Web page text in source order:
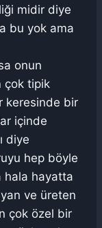
midir diye
bu yok ama
onun
çok tipik
keresinde bir
içinde
diye
hep böyle
hala hayatta
ve üreten
çok özel bir